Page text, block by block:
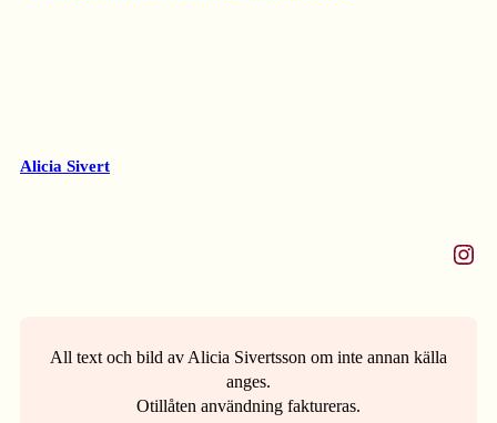
Alicia Sivert
Instagram
All text och bild av Alicia Sivertsson om inte annan källa
anges.
Otillåten användning faktureras.